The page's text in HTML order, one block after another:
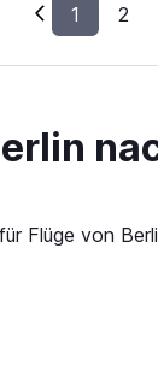
1 2
Flüge von